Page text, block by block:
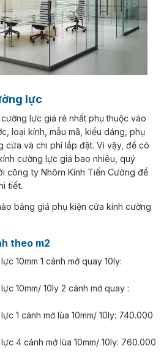
lực
loại kính, mẫu mã, kiểu dáng, phụ
cửa và chi phí lắp đặt. Vì vậy, để có
cường lực giá bao nhiêu, quý
công ty Nhôm Kính Tiến Cường để
tiết.
theo m2
10mm 1 cánh mở quay 10ly:
10mm/ 10ly 2 cánh mở quay :
1 cánh mở lùa 10mm/ 10ly: 740.000
4 cánh mở lùa 10mm/ 10ly: 760.000